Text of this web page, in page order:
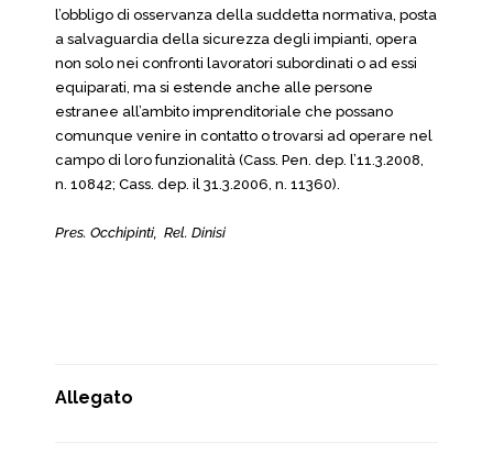
l’obbligo di osservanza della suddetta normativa, posta
a salvaguardia della sicurezza degli impianti, opera
non solo nei confronti lavoratori subordinati o ad essi
equiparati, ma si estende anche alle persone
estranee all’ambito imprenditoriale che possano
comunque venire in contatto o trovarsi ad operare nel
campo di loro funzionalità (Cass. Pen. dep. l’11.3.2008,
n. 10842; Cass. dep. il 31.3.2006, n. 11360).
Pres. Occhipinti, Rel. Dinisi
Allegato